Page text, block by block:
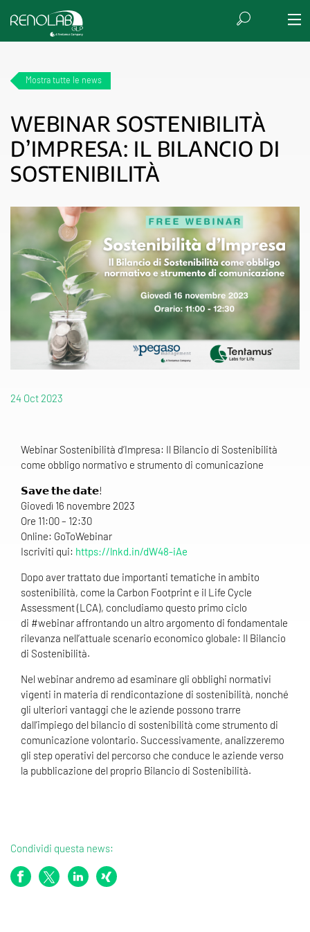
Mostra tutte le news
WEBINAR SOSTENIBILITÀ
D’IMPRESA: IL BILANCIO DI
SOSTENIBILITÀ
24 Oct 2023
Webinar Sostenibilità d’Impresa: Il Bilancio di Sostenibilità
come obbligo normativo e strumento di comunicazione
𝗦𝗮𝘃𝗲 𝘁𝗵𝗲 𝗱𝗮𝘁𝗲!
Giovedì 16 novembre 2023
Ore 11:00 – 12:30
Online: GoToWebinar
Iscriviti qui: https://lnkd.in/dW48-iAe
Dopo aver trattato due importanti tematiche in ambito
sostenibilità, come la Carbon Footprint e il Life Cycle
Assessment (LCA), concludiamo questo primo ciclo
di #webinar affrontando un altro argomento di fondamentale
rilevanza nell’attuale scenario economico globale: Il Bilancio
di Sostenibilità.
Nel webinar andremo ad esaminare gli obblighi normativi
vigenti in materia di rendicontazione di sostenibilità, nonché
gli ulteriori vantaggi che le aziende possono trarre
dall’impiego del bilancio di sostenibilità come strumento di
comunicazione volontario. Successivamente, analizzeremo
gli step operativi del percorso che conduce le aziende verso
la pubblicazione del proprio Bilancio di Sostenibilità.
Condividi questa news: